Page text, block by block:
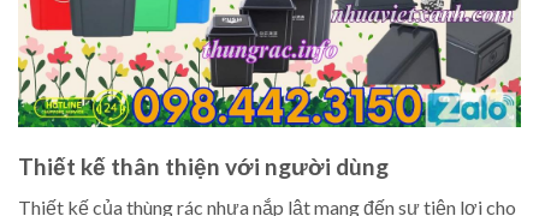
Thiết kế thân thiện với người dùng
Thiết kế của thùng rác nhựa nắp lật mang đến sự tiện lợi cho